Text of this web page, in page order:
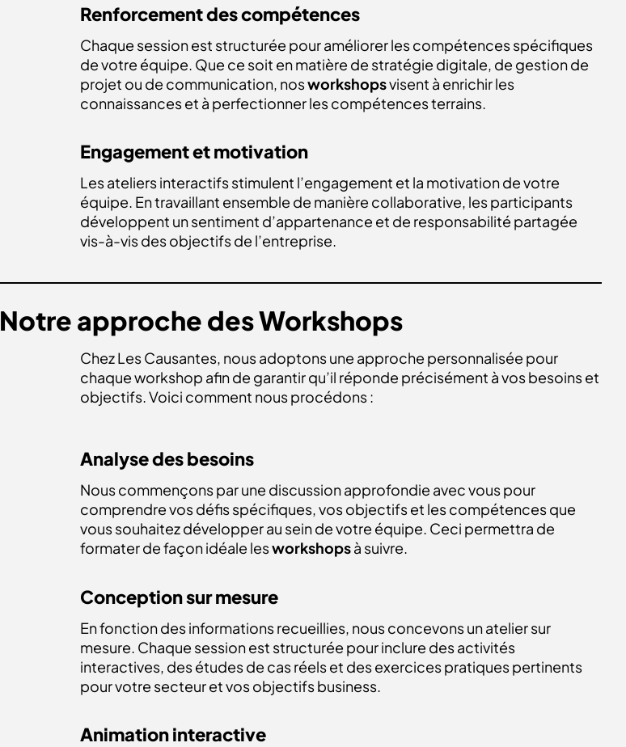
Renforcement des compétences
Chaque session est structurée pour améliorer les compétences spécifiques
de votre équipe. Que ce soit en matière de stratégie digitale, de gestion de
projet ou de communication, nosworkshopsvisent à enrichir les
connaissances et à perfectionner les compétences terrains.
Engagement et motivation
Les ateliers interactifs stimulent l’engagement et la motivation de votre
équipe. En travaillant ensemble de manière collaborative, les participants
développent un sentiment d’appartenance et de responsabilité partagée
vis-à-vis des objectifs de l’entreprise.
Notre approche des Workshops
Chez Les Causantes, nous adoptons une approche personnalisée pour
chaque workshop afin de garantir qu’il réponde précisément à vos besoins et
objectifs. Voici comment nous procédons :
Analyse des besoins
Nous commençons par une discussion approfondie avec vous pour
comprendre vos défis spécifiques, vos objectifs et les compétences que
vous souhaitez développer au sein de votre équipe. Ceci permettra de
formater de façon idéale lesworkshopsà suivre.
Conception sur mesure
En fonction des informations recueillies, nous concevons un atelier sur
mesure. Chaque session est structurée pour inclure des activités
interactives, des études de cas réels et des exercices pratiques pertinents
pour votre secteur et vos objectifs business.
Animation interactive